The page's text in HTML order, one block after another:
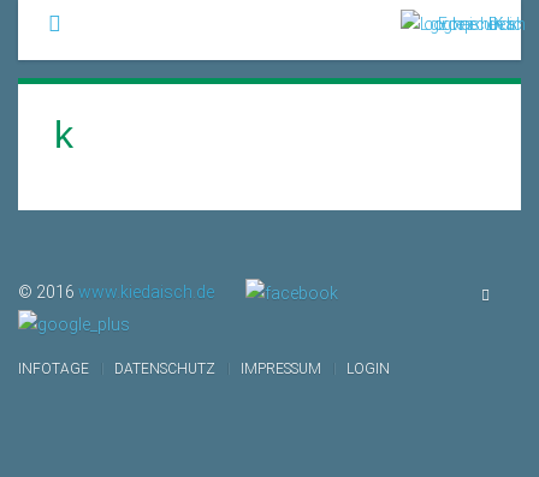
k
© 2016 www.kiedaisch.de
INFOTAGE DATENSCHUTZ IMPRESSUM LOGIN